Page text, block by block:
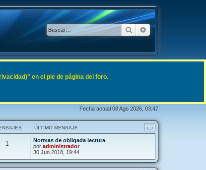
BuscarBúsqueda
Fecha actual 08 Ago 2026, 03:47
ÚLTIMO MENSAJE
1
Normas de obligada lectura
por administrador
30 Jun 2018, 19:44
en el pie de página del foro.